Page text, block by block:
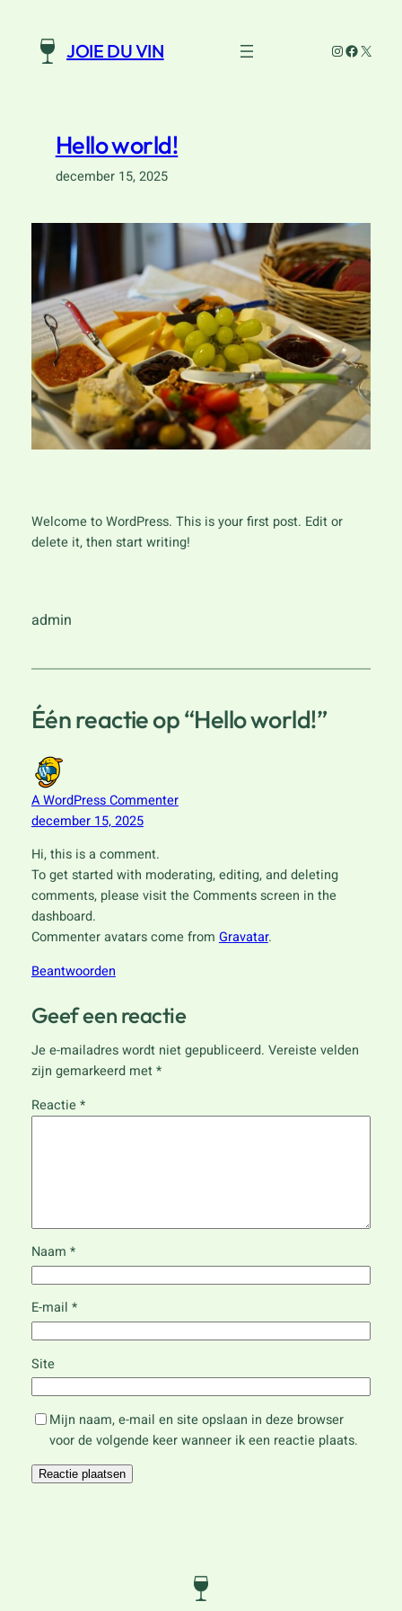
JOIE DU VIN Instagram
X
Hello world!
december 15, 2025
Welcome to WordPress. This is your first post. Edit or
delete it, then start writing!
admin
Één reactie op “Hello world!”
A WordPress Commenter
december 15, 2025
Hi, this is a comment.
To get started with moderating, editing, and deleting
comments, please visit the Comments screen in the
dashboard.
Commenter avatars come from Gravatar.
Beantwoorden
Geef een reactie
Je e-mailadres wordt niet gepubliceerd. Vereiste velden
zijn gemarkeerd met*
Reactie*
Naam *
E-mail *
Site
Mijn naam, e-mail en site opslaan in deze browser
voor de volgende keer wanneer ik een reactie plaats.